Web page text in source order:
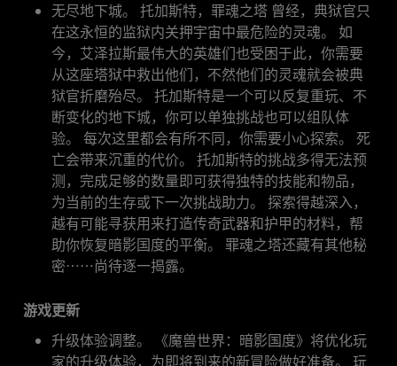
无尽地下城。 托加斯特，罪魂之塔 曾经，典狱官只
在这永恒的监狱内关押宇宙中最危险的灵魂。 如
今，艾泽拉斯最伟大的英雄们也受困于此，你需要
从这座塔狱中救出他们，不然他们的灵魂就会被典
狱官折磨殆尽。 托加斯特是一个可以反复重玩、不
断变化的地下城，你可以单独挑战也可以组队体
验。 每次这里都会有所不同，你需要小心探索。 死
亡会带来沉重的代价。 托加斯特的挑战多得无法预
测，完成足够的数量即可获得独特的技能和物品，
为当前的生存或下一次挑战助力。 探索得越深入，
越有可能寻获用来打造传奇武器和护甲的材料，帮
助你恢复暗影国度的平衡。 罪魂之塔还藏有其他秘
密⋯⋯尚待逐一揭露。
游戏更新
升级体验调整。 《魔兽世界：暗影国度》将优化玩
家的升级体验，为即将到来的新冒险做好准备。 玩